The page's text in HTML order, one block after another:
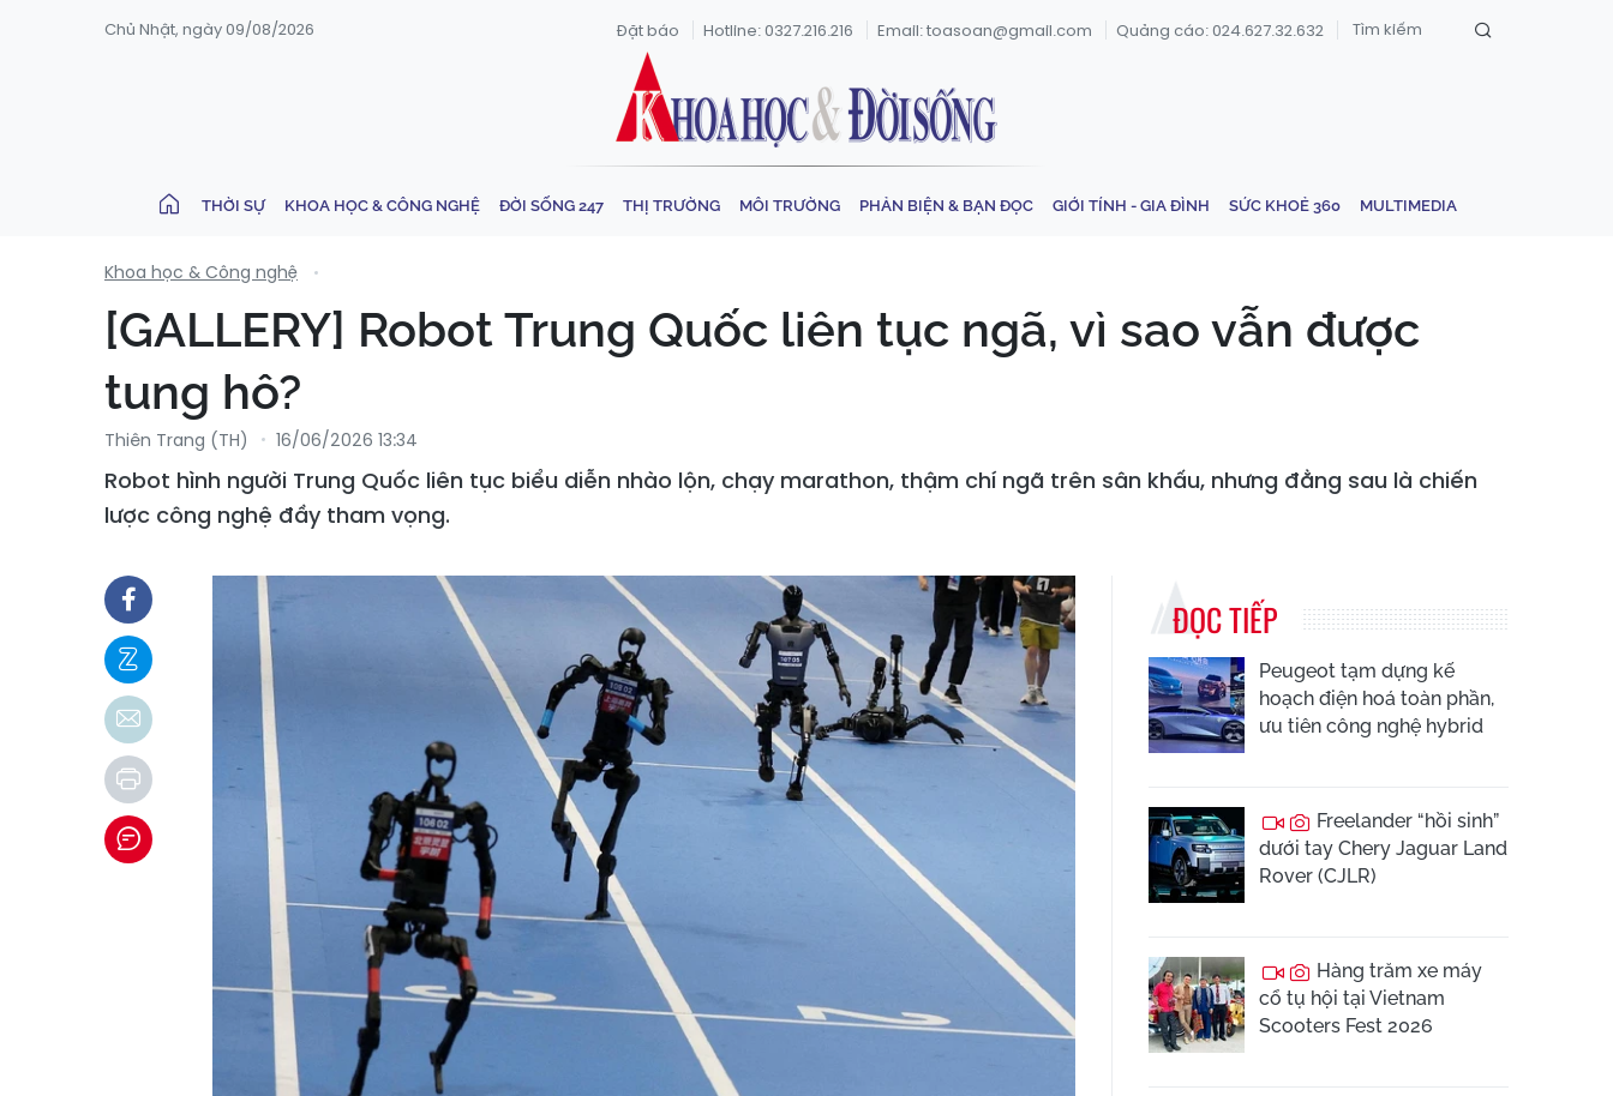
Chủ Nhật, ngày 09/08/2026 Đặt báo Hotline: 0327.216.216 Email: toasoan@gmail.com Quảng cáo: 024.627.32.632
THỜI SỰ KHOA HỌC & CÔNG NGHỆ ĐỜI SỐNG 247 THỊ TRƯỜNG MÔI TRƯỜNG PHẢN BIỆN & BẠN ĐỌC GIỚI TÍNH - GIA ĐÌNH SỨC KHOẺ 360 MULTIMEDIA
Khoa học & Công nghệ
[GALLERY] Robot Trung Quốc liên tục ngã, vì sao vẫn được
tung hô?
Thiên Trang (TH) 16/06/2026 13:34
Robot hình người Trung Quốc liên tục biểu diễn nhào lộn, chạy marathon, thậm chí ngã trên sân khấu, nhưng đằng sau là chiến
lược công nghệ đầy tham vọng.
ĐỌC TIẾP
Peugeot tạm dựng kế
hoạch điện hoá toàn phần,
ưu tiên công nghệ hybrid
Freelander “hồi sinh”
dưới tay Chery Jaguar Land
Rover (CJLR)
Hàng trăm xe máy
cổ tụ hội tại Vietnam
Scooters Fest 2026